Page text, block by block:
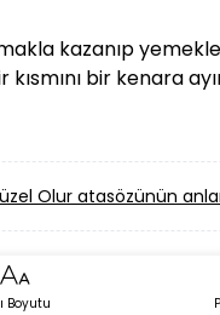
kazanıp
kısmını bir kenara
Olur atasözünün
Boyutu